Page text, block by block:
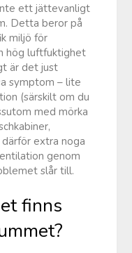
ett jättevanligt
Detta beror på
miljö för
hög luftfuktighet
är det just
symptom – lite
(särskilt om du
med mörka
extra noga
genom
slår till.
finns